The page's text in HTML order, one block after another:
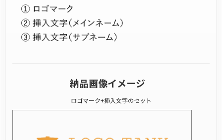
納品画像イメージ
ロゴマーク+挿入文字のセット